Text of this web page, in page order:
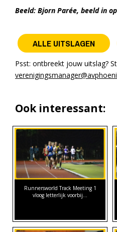
Beeld: Bjorn Parée, beeld in
ALLE UITSLAGEN
Psst: ontbreekt jouw uitslag?
Ook interessant:
Runnersworld Track Meeting 1
vloog letterlijk voorbij...